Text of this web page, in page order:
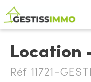
Location
Réf 11721-